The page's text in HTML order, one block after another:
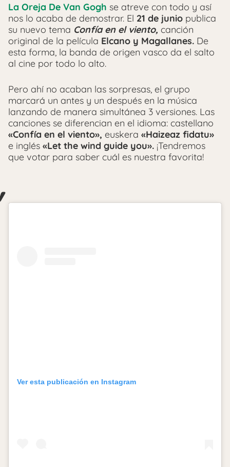
La Oreja De Van Gogh se atreve con todo y así
nos lo acaba de demostrar. El 21 de junio publica
su nuevo tema Confía en el viento, canción
original de la película Elcano y Magallanes. De
esta forma, la banda de origen vasco da el salto
al cine por todo lo alto.
Pero ahí no acaban las sorpresas, el grupo
marcará un antes y un después en la música
lanzando de manera simultánea 3 versiones. Las
canciones se diferencian en el idioma: castellano
«Confía en el viento», euskera «Haizeaz fidatu»
e inglés «Let the wind guide you». ¡Tendremos
que votar para saber cuál es nuestra favorita!
Ver esta publicación en Instagram